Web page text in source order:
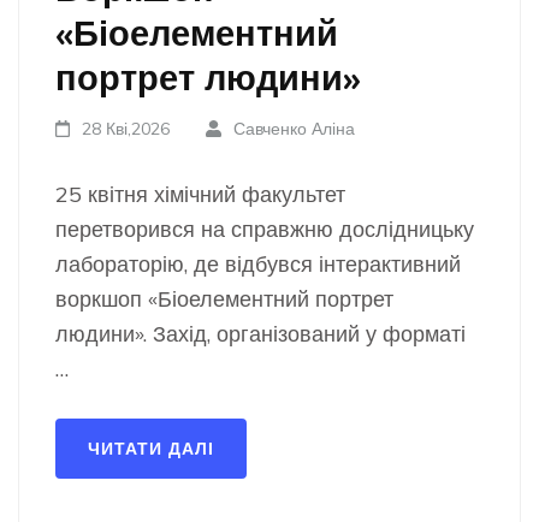
«Біоелементний
портрет людини»
28 Кві,2026 Савченко Аліна
25 квітня хімічний факультет
перетворився на справжню дослідницьку
лабораторію, де відбувся інтерактивний
воркшоп «Біоелементний портрет
людини». Захід, організований у форматі
…
ЧИТАТИ ДАЛІ